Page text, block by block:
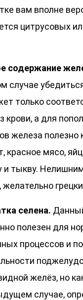
вам вполне
цитрусовых
содержание
случае
только
крови, а для
железа полезно
красное мясо,
и тыкву.
желательно
селена.
полезен для
процессов и
желёз, но
случае,